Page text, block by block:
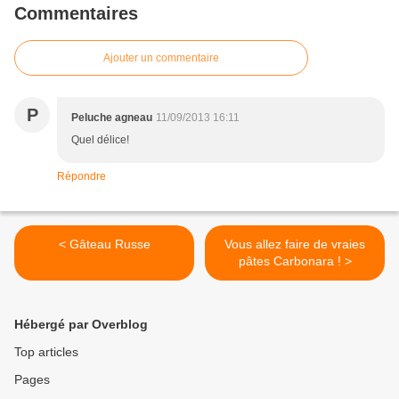
Commentaires
Ajouter un commentaire
P Peluche agneau 11/09/2013 16:11
Quel délice!
Répondre
< Gâteau Russe
Vous allez faire de vraies
pâtes Carbonara ! >
Hébergé par Overblog
Top articles
Pages